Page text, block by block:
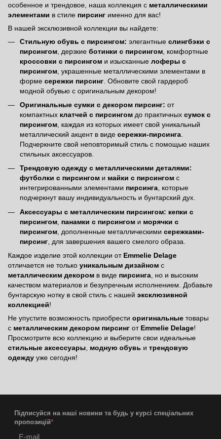
особенное и трендовое, наша коллекция с металлическими
элементами в стиле пирсинг именно для вас!
В нашей эксклюзивной коллекции вы найдете:
Стильную обувь с пирсингом: элегантные слингбэки с
пирсингом , дерзкие ботинки с пирсингом , комфортные
кроссовки с пирсингом и изысканные лоферы с
пирсингом , украшенные металлическими элементами в
форме сережки пирсинг . Обновите свой гардероб
модной обувью с оригинальным декором!
Оригинальные сумки с декором пирсинг: от
компактных клатчей с пирсингом до практичных сумок с
пирсингом , каждая из которых имеет свой уникальный
металлический акцент в виде сережки-пирсинга
Подчеркните свой неповторимый стиль с помощью наших
стильных аксессуаров.
Трендовую одежду с металлическими деталями:
футболки с пирсингом и майки с пирсингом с
интегрированными элементами пирсинга, которые
подчеркнут вашу индивидуальность и бунтарский дух.
Аксессуары с металлическим пирсингом: кепки с
пирсингом панамки с пирсингом и морячки с
пирсингом , дополненные металлическими сережками-
пирсинг , для завершения вашего смелого образа.
Каждое изделие этой коллекции от Emmelie Delage
отличается не только уникальным дизайном с
металлическим декором в виде пирсинга, но и высоким
качеством материалов и безупречным исполнением. Добавьте
бунтарскую нотку в свой стиль с нашей эксклюзивной
коллекцией!
Не упустите возможность приобрести оригинальные товары
с металлическим декором пирсинг от Emmelie Delage!
Просмотрите всю коллекцию и выберите свои идеальные
стильные аксессуары, модную обувь и трендовую
одежду уже сегодня!
Підписуйся на наші новини та будь у курсі спеціальних
пропозицій*